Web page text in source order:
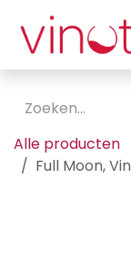
Overslaan naar
Alle producten
Full Moon,